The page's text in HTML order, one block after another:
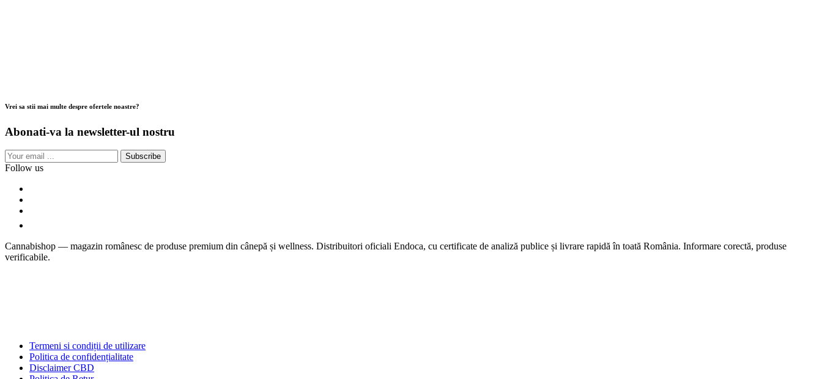
Vrei sa stii mai multe despre ofertele noastre?
Abonati-va la newsletter-ul nostru
Subscribe
Follow us
Cannabishop — magazin românesc de produse premium din cânepă și wellness. Distribuitori oficiali Endoca, cu certificate de analiză publice și livrare rapidă în toată România. Informare corectă, produse
verificabile.
Termeni si condiții de utilizare
Politica de confidențialitate
Disclaimer CBD